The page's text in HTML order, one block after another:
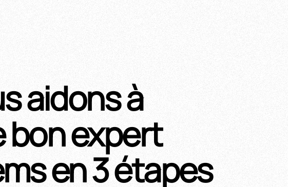
aidons à
bon expert
en 3 étapes